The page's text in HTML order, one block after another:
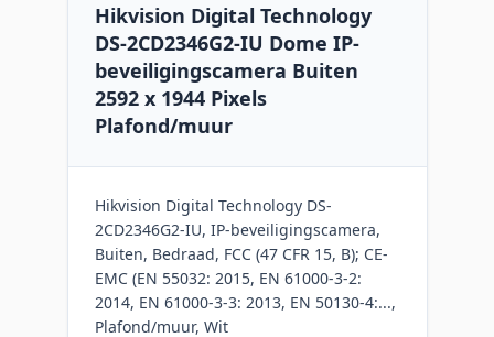
Hikvision Digital Technology
DS-2CD2346G2-IU Dome IP-
beveiligingscamera Buiten
2592 x 1944 Pixels
Plafond/muur
Hikvision Digital Technology DS-
2CD2346G2-IU, IP-beveiligingscamera,
Buiten, Bedraad, FCC (47 CFR 15, B); CE-
EMC (EN 55032: 2015, EN 61000-3-2:
2014, EN 61000-3-3: 2013, EN 50130-4:...,
Plafond/muur, Wit